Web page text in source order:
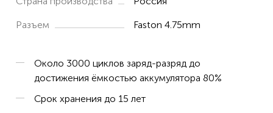
Разъем Faston 4.75mm
Около 3000 циклов заряд-разряд до
достижения ёмкостью аккумулятора 80%
Срок хранения до 15 лет